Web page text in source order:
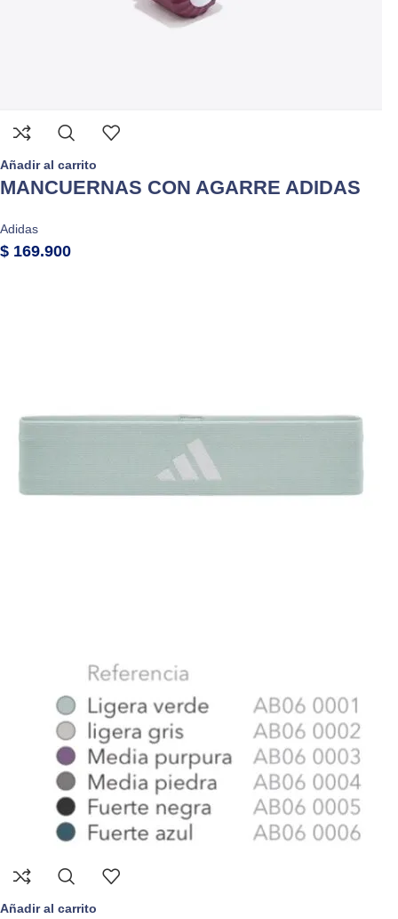
Añadir al carrito
MANCUERNAS CON AGARRE ADIDAS
Adidas
$ 169.900
Añadir al carrito